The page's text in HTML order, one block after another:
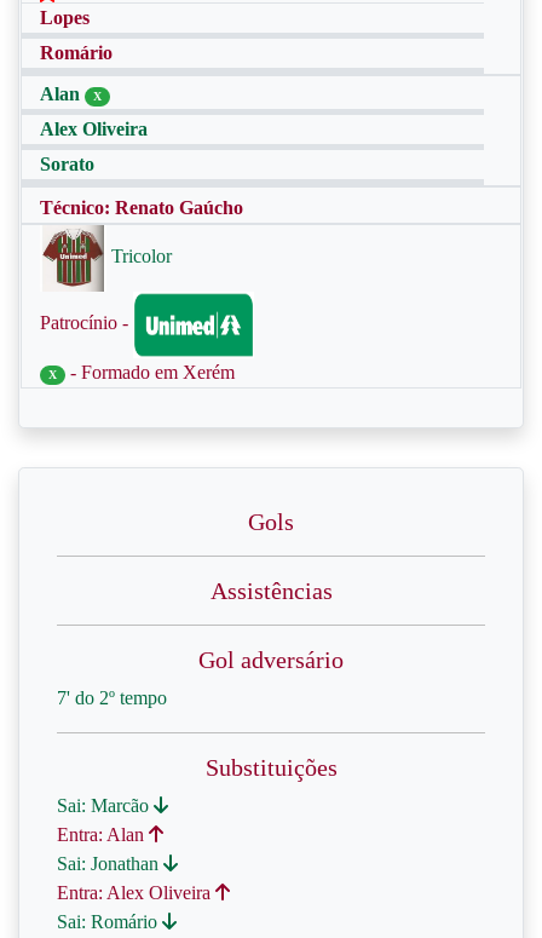
Lopes
Romário
Alan
X
Alex Oliveira
Sorato
Técnico: Renato Gaúcho
Tricolor
Patrocínio -
X - Formado em Xerém
Gols
Assistências
Gol adversário
7' do 2º tempo
Substituições
Sai: Marcão
Entra: Alan
Sai: Jonathan
Entra: Alex Oliveira
Sai: Romário